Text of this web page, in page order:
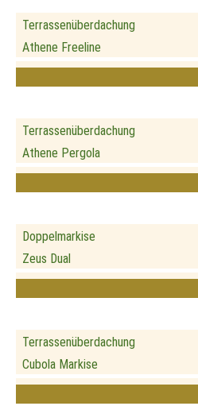
Terrassenüberdachung
Athene Freeline
Terrassenüberdachung
Athene Pergola
Doppelmarkise
Zeus Dual
Terrassenüberdachung
Cubola Markise